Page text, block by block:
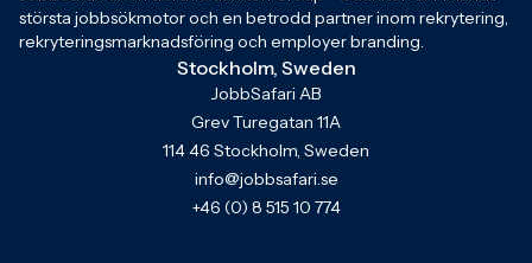
största jobbsökmotor och en betrodd partner inom rekrytering,
rekryteringsmarknadsföring och employer branding.
Stockholm, Sweden
JobbSafari AB
Grev Turegatan 11A
114 46 Stockholm, Sweden
info@jobbsafari.se
+46 (0) 8 515 10 774